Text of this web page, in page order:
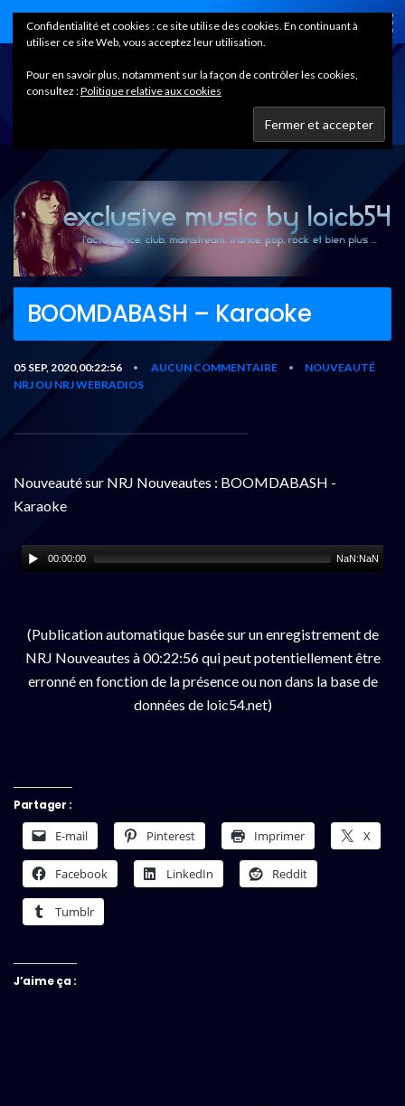
Home
BOOMDABASH – Karaoke
05 SEP, 2020,00:22:56 • AUCUN COMMENTAIRE •
NOUVEAUTÉ
NRJ OU NRJ WEBRADIOS
Nouveauté sur NRJ Nouveautes : BOOMDABASH -
Karaoke
00:00:00 NaN:NaN
(Publication automatique basée sur un enregistrement de
NRJ Nouveautes à 00:22:56 qui peut potentiellement être
erronné en fonction de la présence ou non dans la base de
données de loic54.net)
Partager :
E-mail Pinterest Imprimer X
Facebook LinkedIn Reddit
Tumblr
J’aime ça :
Confidentialité et cookies : ce site utilise des cookies. En continuant à
utiliser ce site Web, vous acceptez leur utilisation.
Pour en savoir plus, notamment sur la façon de contrôler les cookies,
consultez :Politique relative aux cookies